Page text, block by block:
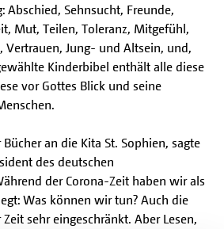
Abschied, Sehnsucht, Freunde,
Mut, Teilen, Toleranz, Mitgefühl,
Vertrauen, Jung- und Altsein, und,
Kinderbibel enthält alle diese
vor Gottes Blick und seine
an die Kita St. Sophien, sagte
des deutschen
der Corona-Zeit haben wir als
Was können wir tun? Auch die
sehr eingeschränkt. Aber Lesen,